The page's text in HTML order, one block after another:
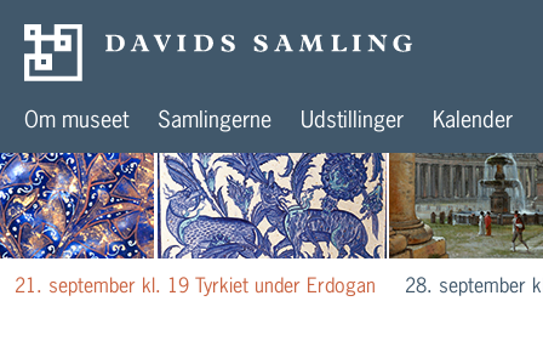
Om museet Samlingerne Udstillinger Kalender
21. september kl. 19 Tyrkiet under Erdogan 28. september